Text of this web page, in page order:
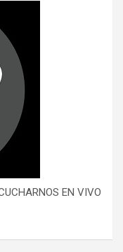
EN VIVO